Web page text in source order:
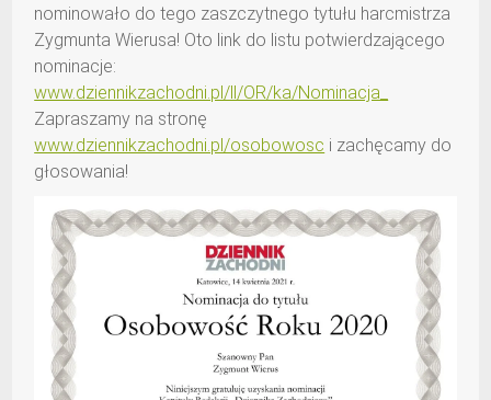
nominowało do tego zaszczytnego tytułu harcmistrza
Zygmunta Wierusa! Oto link do listu potwierdzającego
nominacje:
www.dziennikzachodni.pl/ll/OR/ka/Nominacja_
Zapraszamy na stronę
www.dziennikzachodni.pl/osobowosc i zachęcamy do
głosowania!